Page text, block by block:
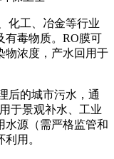
化工、冶金等行业
有毒物质。RO膜可
物浓度，产水回用于
后的城市污水，通
于景观补水、工业
水源（需严格监管和
用。